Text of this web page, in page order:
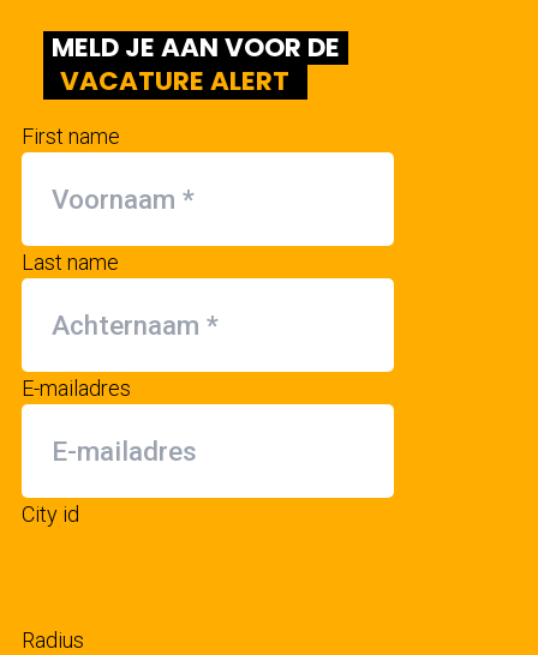
MELD JE AAN VOOR DE
VACATURE ALERT
First name
Last name
E-mailadres
City id
Radius